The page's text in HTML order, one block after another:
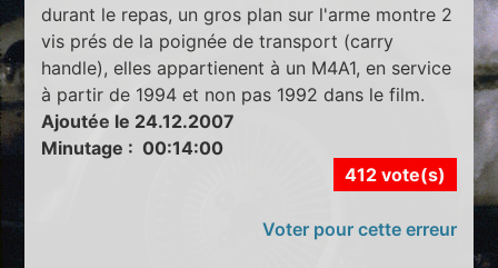
durant le repas, un gros plan sur l'arme montre 2
vis prés de la poignée de transport (carry
handle), elles appartienent à un M4A1, en service
à partir de 1994 et non pas 1992 dans le film.
Ajoutée le 24.12.2007
Minutage : 00:14:00
412 vote(s)
Voter pour cette erreur